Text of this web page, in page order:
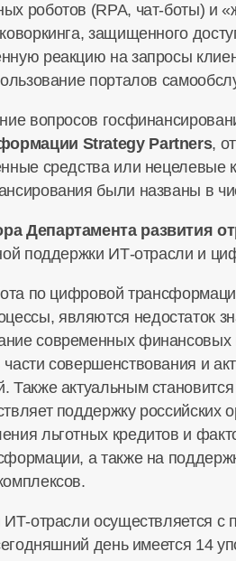
роботов (RPA, чат-боты) и
защищенного
реакцию на запросы
порталов
вопросов
Strategy Partners,
средства или
были названы в
Департамента развития
поддержки ИТ-отрасли и
по цифровой
являются недостаток
современных финансовых
совершенствования и
актуальным
поддержку
льготных кредитов и
а также на
ИТ-отрасли осуществляется с
день имеется 14